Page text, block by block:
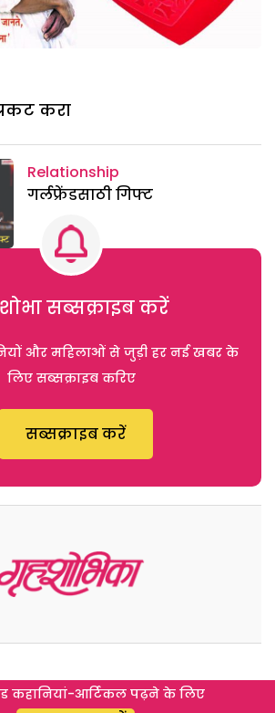
करा
Relationship
गर्लफ्रेंडसाठी गिफ्ट
सब्सक्राइब करें
और महिलाओं से जुड़ी हर नई खबर के
लिए सब्सक्राइब करिए
सब्सक्राइब करें
कहानियां-आर्टिकल पढ़ने के लिए